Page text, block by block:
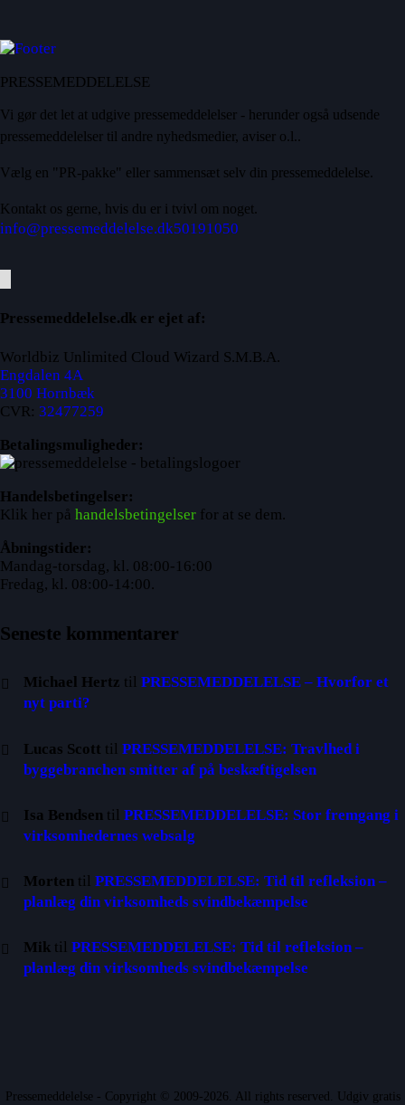
PRESSEMEDDELELSE
Vi gør det let at udgive pressemeddelelser - herunder også udsende
pressemeddelelser til andre nyhedsmedier, aviser o.l..
Vælg en "PR-pakke" eller sammensæt selv din pressemeddelelse.
Kontakt os gerne, hvis du er i tvivl om noget.
info@pressemeddelelse.dk50191050
Pressemeddelelse.dk er ejet af:
Worldbiz Unlimited Cloud Wizard S.M.B.A.
Engdalen 4A
3100 Hornbæk
CVR: 32477259
Betalingsmuligheder:
Handelsbetingelser:
Klik her på handelsbetingelser for at se dem.
Åbningstider:
Mandag-torsdag, kl. 08:00-16:00
Fredag, kl. 08:00-14:00.
Seneste kommentarer
Michael Hertz tilPRESSEMEDDELELSE – Hvorfor et
nyt parti?
Lucas Scott tilPRESSEMEDDELELSE: Travlhed i
byggebranchen smitter af på beskæftigelsen
Isa Bendsen tilPRESSEMEDDELELSE: Stor fremgang i
virksomhedernes websalg
Morten tilPRESSEMEDDELELSE: Tid til refleksion –
planlæg din virksomheds svindbekæmpelse
Mik tilPRESSEMEDDELELSE: Tid til refleksion –
planlæg din virksomheds svindbekæmpelse
Pressemeddelelse - Copyright © 2009-2026. All rights reserved. Udgiv gratis